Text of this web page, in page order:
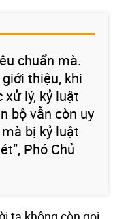
chuẩn mà.
thiệu, khi
xử lý, kỷ luật
bộ vẫn còn uy
bị kỷ luật
Phó Chủ